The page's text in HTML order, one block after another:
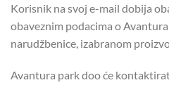
Korisnik na svoj e-mail dobija
obaveznim podacima o
narudžbenice, izabranom
Avantura park doo će